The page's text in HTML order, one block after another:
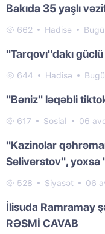
Bakıda 35 yaşlı
662 Hadisə
"Tarqovı"dakı
644 Hadisə
"Bəniz" ləqəbli
617 Sosial 06
"Kazinolar
Seliverstov", yoxsa
528 Siyasət 06
İlisuda Ramramay
RƏSMİ CAVAB